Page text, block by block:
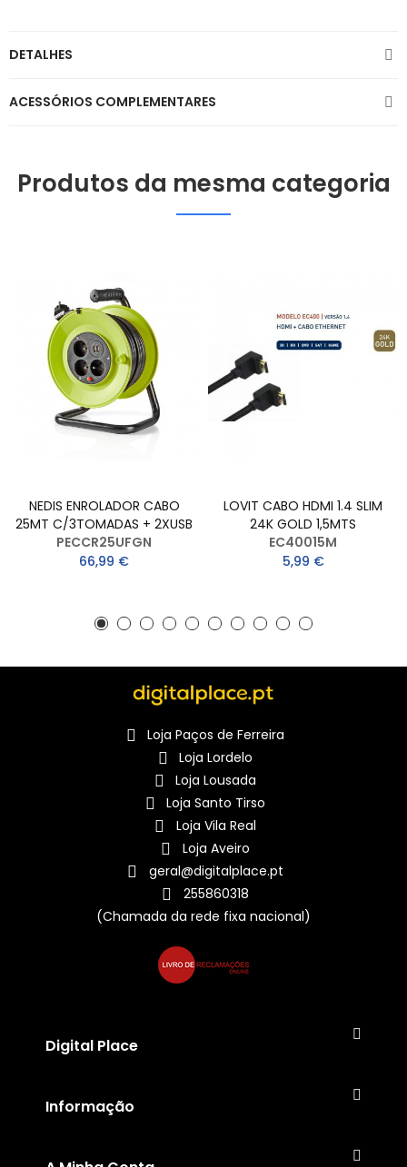
DETALHES
ACESSÓRIOS COMPLEMENTARES
Produtos da mesma categoria
NEDIS ENROLADOR CABO
25MT C/3TOMADAS + 2XUSB
PECCR25UFGN
66,99 €
LOVIT CABO HDMI 1.4 SLIM
24K GOLD 1,5MTS
EC40015M
5,99 €
Loja Paços de Ferreira
Loja Lordelo
Loja Lousada
Loja Santo Tirso
Loja Vila Real
Loja Aveiro
geral@digitalplace.pt
255860318
(Chamada da rede fixa nacional)
Digital Place
Informação